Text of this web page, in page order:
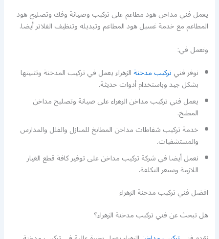
يعمل فني مداخن هود مطاعم على تركيب وصيانة وفك وتصليح هود
المطاعم مع خدمة غسيل هود المطاعم وتبديله وتنظيف الفلاتر أيضا.
ونعمل في:
نوفر فنيتركيب مدخنةالزهراء يعمل في تركيب المدخنة وتثبيتها
بشكل جيد وباستخدام أدوات حديثة.
يعمل فني تركيب مداخن الزهراء على صيانة وتصليح مداخن
المطبخ.
خدمة تركيب شفاطات مداخن المطابخ للمنازل والفلل والمدارس
والمستشفيات.
نعمل أيضا في شركة تركيب مداخن على توفير كافة قطع الغيار
اللازمة وبسعر التكلفة.
افضل فني تركيب مدخنة الزهراء
هل تبحث عن فني تركيب مدخنة الزهراء؟